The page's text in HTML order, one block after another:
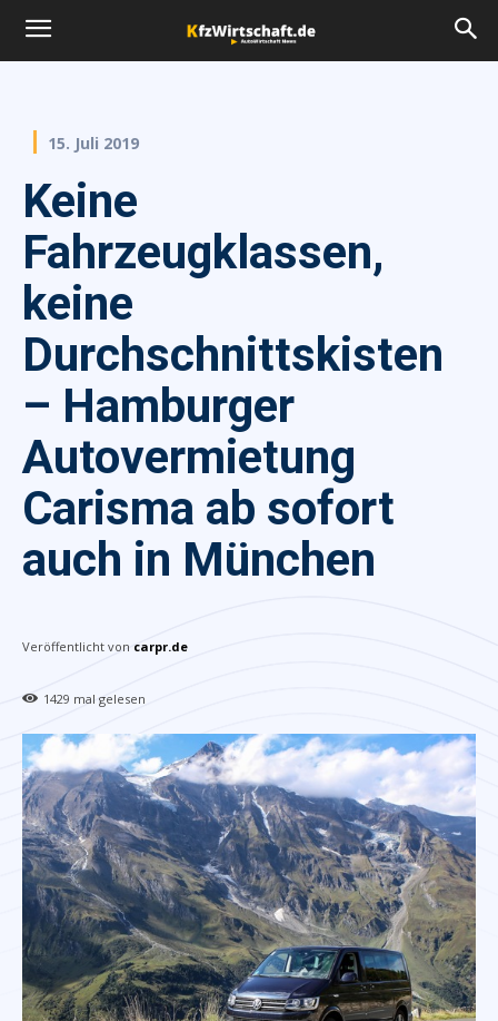
15. Juli 2019
Keine
Fahrzeugklassen,
keine
Durchschnittskisten
– Hamburger
Autovermietung
Carisma ab sofort
auch in München
Veröffentlicht von carpr.de
1429 mal gelesen